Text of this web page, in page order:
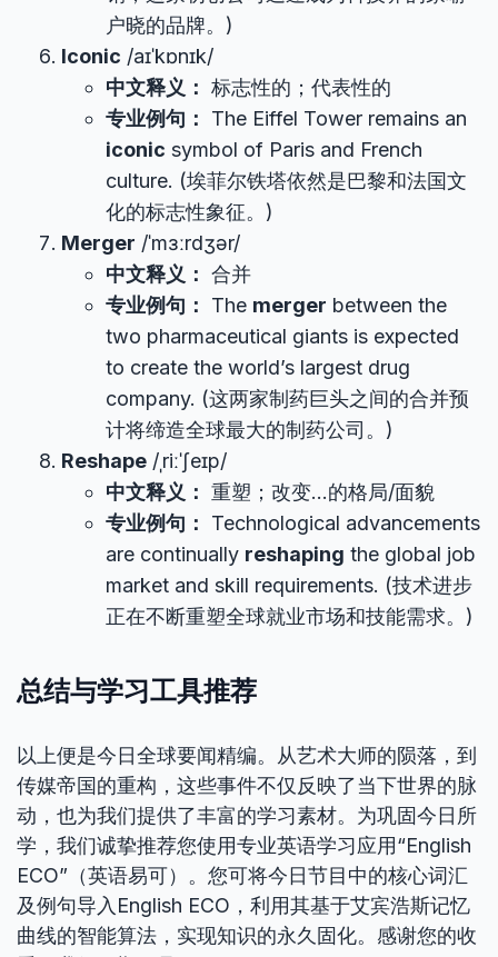
户晓的品牌。)
Iconic /aɪˈkɒnɪk/
中文释义： 标志性的；代表性的
专业例句：
The Eiffel Tower remains an
iconic symbol of Paris and French
culture. (埃菲尔铁塔依然是巴黎和法国文
化的标志性象征。)
Merger /ˈmɜːrdʒər/
中文释义： 合并
专业例句：
The merger between the
two pharmaceutical giants is expected
to create the world’s largest drug
company. (这两家制药巨头之间的合并预
计将缔造全球最大的制药公司。)
Reshape /ˌriːˈʃeɪp/
中文释义： 重塑；改变…的格局/面貌
专业例句：
Technological advancements
are continually reshaping the global job
market and skill requirements. (技术进步
正在不断重塑全球就业市场和技能需求。)
总结与学习工具推荐
以上便是今日全球要闻精编。从艺术大师的陨落，到
传媒帝国的重构，这些事件不仅反映了当下世界的脉
动，也为我们提供了丰富的学习素材。为巩固今日所
学，我们诚挚推荐您使用专业英语学习应用“English
ECO”（英语易可）。您可将今日节目中的核心词汇
及例句导入English ECO，利用其基于艾宾浩斯记忆
曲线的智能算法，实现知识的永久固化。感谢您的收